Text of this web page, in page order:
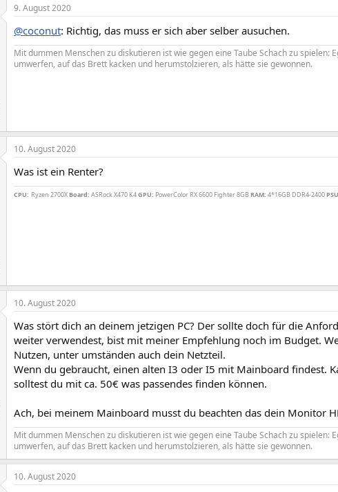
9. August 2020
@coconut: Richtig, das muss er sich aber selber ausuchen.
Mit dummen Menschen zu diskutieren ist wie gegen eine Taube Schach zu spielen:
umwerfen, auf das Brett kacken und herumstolzieren, als hätte sie gewonnen.
10. August 2020
Was ist ein Renter?
CPU: Ryzen 2700X Board: ASRock X470 K4GPU: PowerColor RX 6600 Fighter 8GB RAM: 4*16GB DDR4-2400
10. August 2020
Was stört dich an deinem jetzigen PC? Der sollte doch für die
weiter verwendest, bist mit meiner Empfehlung noch im Budget.
Nutzen, unter umständen auch dein Netzteil.
Wenn du gebraucht, einen alten I3 oder I5 mit Mainboard findest.
solltest du mit ca. 50€ was passendes finden können.
Ach, bei meinem Mainboard musst du beachten das dein Monitor
Mit dummen Menschen zu diskutieren ist wie gegen eine Taube Schach zu spielen:
umwerfen, auf das Brett kacken und herumstolzieren, als hätte sie gewonnen.
10. August 2020